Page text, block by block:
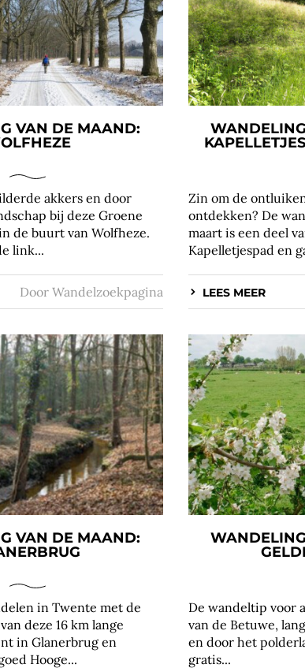
VAN DE MAAND:
akkers en door
bij deze Groene
de buurt van Wolfheze.
link...
Door Wandelzoekpagina
Zin om de
ontdekken? De
maart is een deel
Kapelletjespad en
LEES MEER
VAN DE MAAND:
in Twente met de
deze 16 km lange
in Glanerbrug en
Hooge...
De wandeltip voor
van de Betuwe,
en door het
gratis...